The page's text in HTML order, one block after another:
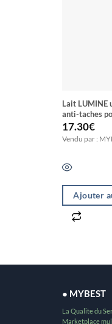
Lait
anti-taches
blanchiment
17.30€
Vendu par :
Ajouter
● MYBEST
La Qualite du
Marketplace